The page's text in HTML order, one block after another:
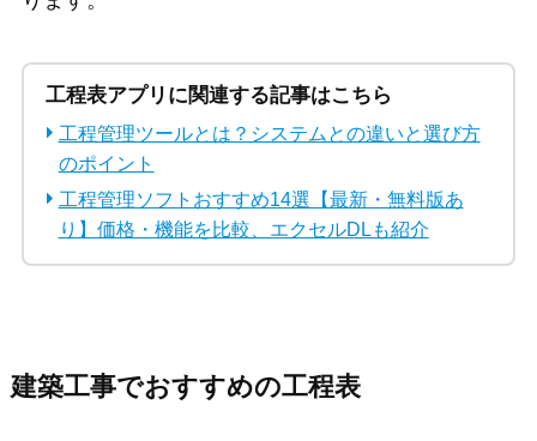
工程表アプリに関連する記事はこちら
工程管理ツールとは？システムとの違いと選び方
のポイント
工程管理ソフトおすすめ14選【最新・無料版あ
り】価格・機能を比較、エクセルDLも紹介
建築工事でおすすめの工程表